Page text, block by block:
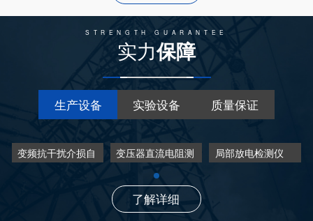
STRENGTH GUARANTEE
实力保障
生产设备 实验设备 质量保证
变频抗干扰介损自
变压器直流电阻测
局部放电检测仪
了解详细